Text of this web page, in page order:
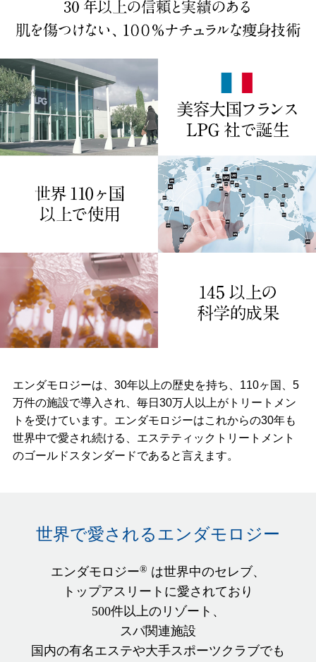
エンダモロジーは、30年以上の歴史を持ち、110ヶ国、5
万件の施設で導入され、毎日30万人以上がトリートメン
トを受けています。エンダモロジーはこれからの30年も
世界中で愛され続ける、エステティックトリートメント
のゴールドスタンダードであると言えます。
世界で愛されるエンダモロジー
エンダモロジー® は世界中のセレブ、
トップアスリートに愛されており
500件以上のリゾート、
スパ関連施設
国内の有名エステや大手スポーツクラブでも